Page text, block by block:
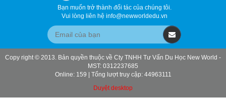
Bạn muốn trở thành đối tác của chúng tôi.
Vui lòng liên hệ info@newworldedu.vn
Copy right © 2013. Bản quyền thuộc về Cty TNHH Tư Vấn Du Học New World -
MST: 0312237685
Online: 159 | Tổng lượt truy cập: 44963111
Duyệt desktop